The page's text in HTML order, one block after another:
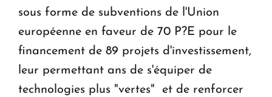
sous forme de subventions de l'Union
européenne en faveur de 70 P?E pour le
financement de 89 projets d'investissement,
leur permettant ans de s'équiper de
technologies plus "vertes" et de renforcer